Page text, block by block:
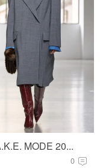
MODE 20...
0